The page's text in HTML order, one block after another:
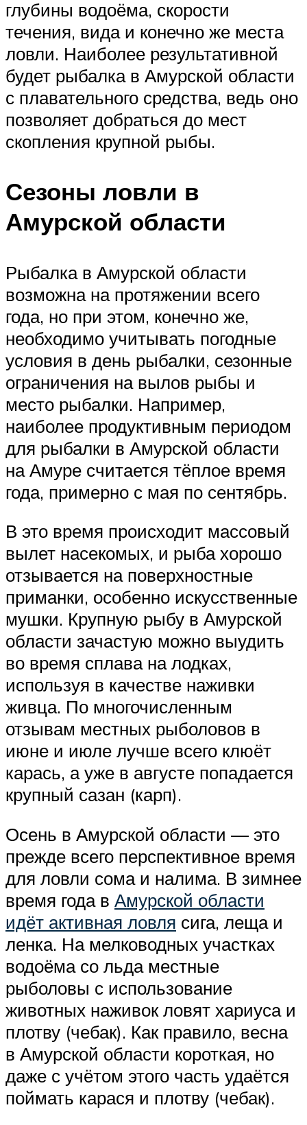
глубины водоёма, скорости
течения, вида и конечно же места
ловли. Наиболее результативной
будет рыбалка в Амурской области
с плавательного средства, ведь оно
позволяет добраться до мест
скопления крупной рыбы.
Сезоны ловли в
Амурской области
Рыбалка в Амурской области
возможна на протяжении всего
года, но при этом, конечно же,
необходимо учитывать погодные
условия в день рыбалки, сезонные
ограничения на вылов рыбы и
место рыбалки. Например,
наиболее продуктивным периодом
для рыбалки в Амурской области
на Амуре считается тёплое время
года, примерно с мая по сентябрь.
В это время происходит массовый
вылет насекомых, и рыба хорошо
отзывается на поверхностные
приманки, особенно искусственные
мушки. Крупную рыбу в Амурской
области зачастую можно выудить
во время сплава на лодках,
используя в качестве наживки
живца. По многочисленным
отзывам местных рыболовов в
июне и июле лучше всего клюёт
карась, а уже в августе попадается
крупный сазан (карп).
Осень в Амурской области — это
прежде всего перспективное время
для ловли сома и налима. В зимнее
время года в Амурской области
идёт активная ловля сига, леща и
ленка. На мелководных участках
водоёма со льда местные
рыболовы с использование
животных наживок ловят хариуса и
плотву (чебак). Как правило, весна
в Амурской области короткая, но
даже с учётом этого часть удаётся
поймать карася и плотву (чебак).